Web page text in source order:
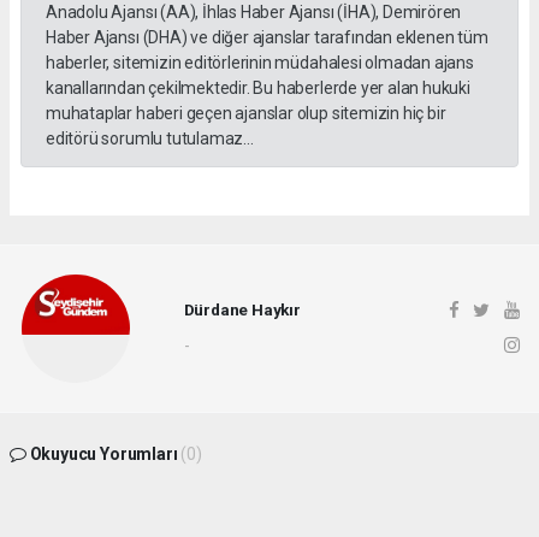
Anadolu Ajansı (AA), İhlas Haber Ajansı (İHA), Demirören
Haber Ajansı (DHA) ve diğer ajanslar tarafından eklenen tüm
haberler, sitemizin editörlerinin müdahalesi olmadan ajans
kanallarından çekilmektedir. Bu haberlerde yer alan hukuki
muhataplar haberi geçen ajanslar olup sitemizin hiç bir
editörü sorumlu tutulamaz...
Dürdane Haykır
-
Okuyucu Yorumları (0)